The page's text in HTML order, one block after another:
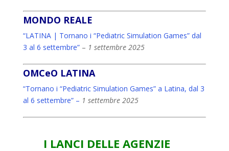
MONDO REALE
“LATINA | Tornano i “Pediatric Simulation Games” dal
3 al 6 settembre”– 1 settembre 2025
OMCeO LATINA
“Tornano i “Pediatric Simulation Games” a Latina, dal 3
al 6 settembre” – 1 settembre 2025
I LANCI DELLE AGENZIE